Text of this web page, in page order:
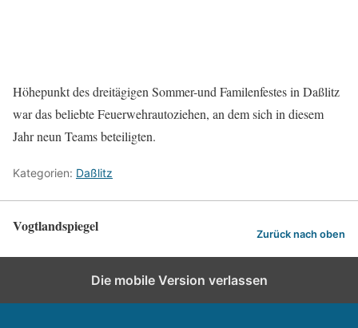
Höhepunkt des dreitägigen Sommer-und Familenfestes in Daßlitz
war das beliebte Feuerwehrautoziehen, an dem sich in diesem
Jahr neun Teams beteiligten.
Kategorien: Daßlitz
Vogtlandspiegel Zurück nach oben
Die mobile Version verlassen